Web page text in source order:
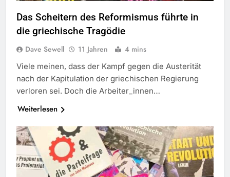
Das Scheitern des Reformismus führte in
die griechische Tragödie
Dave Sewell 11 Jahren 4 mins
Viele meinen, dass der Kampf gegen die Austerität
nach der Kapitulation der griechischen Regierung
verloren sei. Doch die Arbeiter_innen…
Weiterlesen